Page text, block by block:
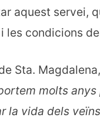
aquest servei,
les condicions
Sta.
molts anys
la vida dels